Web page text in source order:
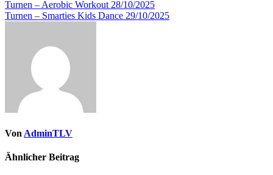
Beitragsnavigation
Turnen – Aerobic Workout 28/10/2025
Turnen – Smarties Kids Dance 29/10/2025
Von AdminTLV
Ähnlicher Beitrag